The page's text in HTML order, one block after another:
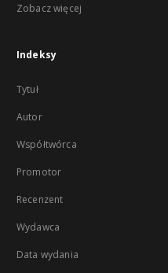
Zobacz więcej
Indeksy
Tytuł
Autor
Współtwórca
Promotor
Recenzent
Wydawca
Data wydania